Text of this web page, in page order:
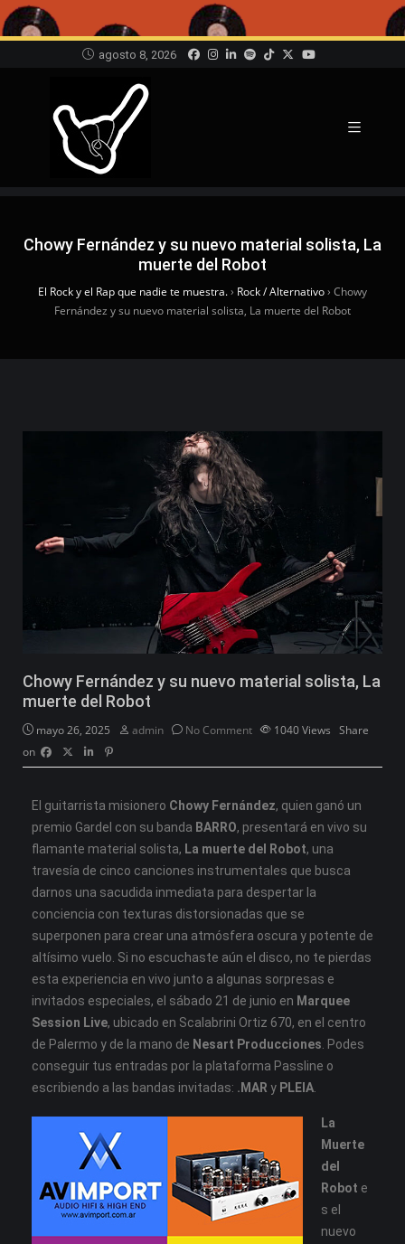
agosto 8, 2026
Chowy Fernández y su nuevo material solista, La
muerte del Robot
El Rock y el Rap que nadie te muestra.› Rock / Alternativo› Chowy
Fernández y su nuevo material solista, La muerte del Robot
Chowy Fernández y su nuevo material solista, La
muerte del Robot
mayo 26, 2025 admin No Comment 1040Views Share
on
El guitarrista misionero Chowy Fernández, quien ganó un
premio Gardel con su banda BARRO, presentará en vivo su
flamante material solista, La muerte del Robot, una
travesía de cinco canciones instrumentales que busca
darnos una sacudida inmediata para despertar la
conciencia con texturas distorsionadas que se
superponen para crear una atmósfera oscura y potente de
altísimo vuelo. Si no escuchaste aún el disco, no te pierdas
esta experiencia en vivo junto a algunas sorpresas e
invitados especiales, el sábado 21 de junio en Marquee
Session Live, ubicado en Scalabrini Ortiz 670, en el centro
de Palermo y de la mano de Nesart Producciones . Podes
conseguir tus entradas por la plataforma Passline o
escribiendo a las bandas invitadas: .MAR y PLEIA
La
Muerte
del
Robot e
s el
nuevo